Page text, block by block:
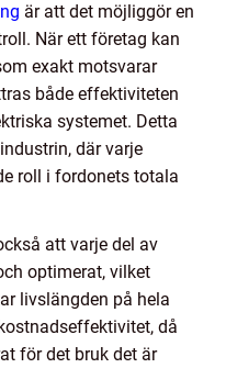
är att det möjliggör en
När ett företag kan
exakt motsvarar
både effektiviteten
systemet. Detta
där varje
roll i fordonets totala
att varje del av
optimerat, vilket
livslängden på hela
då
för det bruk det är